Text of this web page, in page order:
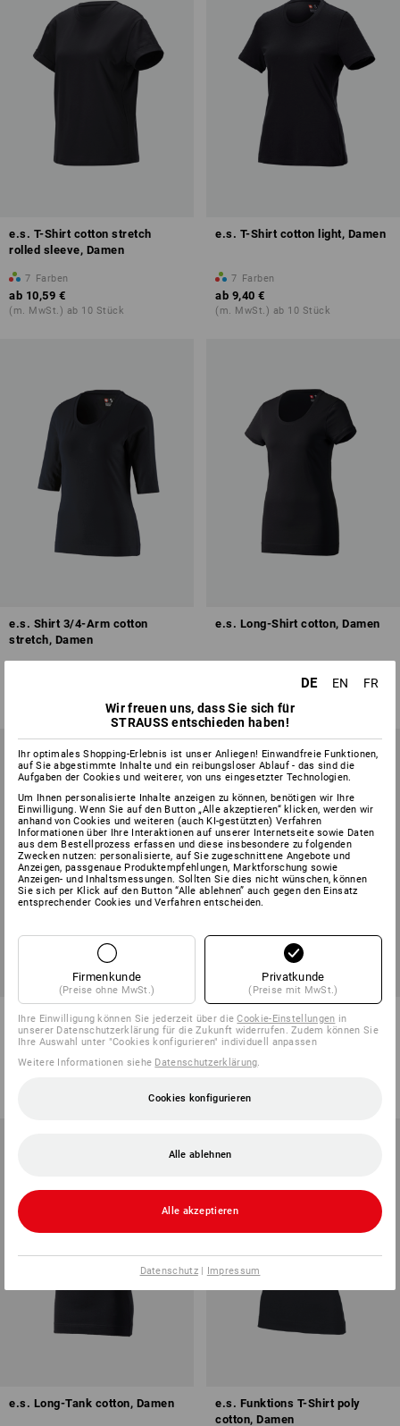
e.s. T-Shirt cotton stretch
rolled sleeve, Damen
7 Farben
ab 10,59 €
(m. MwSt.) ab 10 Stück
e.s. T-Shirt cotton light, Damen
7 Farben
ab 9,40 €
(m. MwSt.) ab 10 Stück
e.s. Shirt 3/4-Arm cotton
stretch, Damen
(m. MwSt.) ab 30 Stück
e.s. Long-Shirt cotton, Damen
(m. MwSt.) ab 30 Stück
e.s. Tank-Top cotton stretch,
Damen
3 Farben
T-Shirt e.s.industry, Damen
7 Farben
e.s. Long-Tank cotton, Damen
e.s. Funktions T-Shirt poly
cotton, Damen
DE EN
FR
Wir freuen uns, dass Sie sich für
STRAUSS entschieden haben!
Ihr optimales Shopping-Erlebnis ist unser Anliegen! Einwandfreie Funktionen,
auf Sie abgestimmte Inhalte und ein reibungsloser Ablauf - das sind die
Aufgaben der Cookies und weiterer, von uns eingesetzter Technologien.
Um Ihnen personalisierte Inhalte anzeigen zu können, benötigen wir Ihre
Einwilligung. Wenn Sie auf den Button „Alle akzeptieren“ klicken, werden wir
anhand von Cookies und weiteren (auch KI-gestützten) Verfahren
Informationen über Ihre Interaktionen auf unserer Internetseite sowie Daten
aus dem Bestellprozess erfassen und diese insbesondere zu folgenden
Zwecken nutzen: personalisierte, auf Sie zugeschnittene Angebote und
Anzeigen, passgenaue Produktempfehlungen, Marktforschung sowie
Anzeigen- und Inhaltsmessungen. Sollten Sie dies nicht wünschen, können
Sie sich per Klick auf den Button “Alle ablehnen” auch gegen den Einsatz
entsprechender Cookies und Verfahren entscheiden.
Firmenkunde
(Preise ohne MwSt.)
Privatkunde
(Preise mit MwSt.)
Ihre Einwilligung können Sie jederzeit über dieCookie-Einstellungen in
unserer Datenschutzerklärung für die Zukunft widerrufen. Zudem können Sie
Ihre Auswahl unter "Cookies konfigurieren" individuell anpassen
Weitere Informationen siehe Datenschutzerklärung
Cookies konfigurieren
Alle ablehnen
Alle akzeptieren
Datenschutz| Impressum